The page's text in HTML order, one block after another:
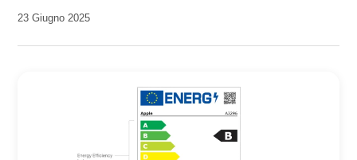
da
23 Giugno 2025